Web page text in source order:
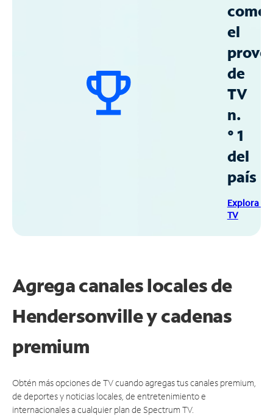
como
el
de
TV
n.
° 1
del
país
Explora
TV
Agrega canales locales de
Hendersonville y cadenas
premium
Obtén más opciones de TV cuando agregas tus canales premium,
de deportes y noticias locales, de entretenimiento e
internacionales a cualquier plan de Spectrum TV.